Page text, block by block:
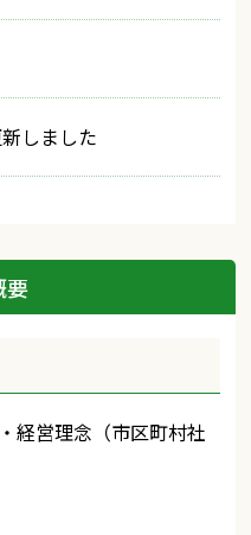
しました
要
経営理念（市区町村社